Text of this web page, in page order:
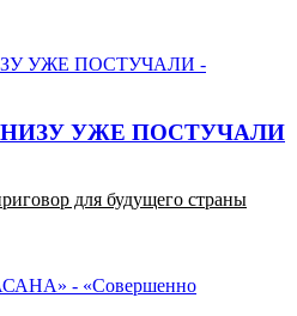
УЖЕ ПОСТУЧАЛИ
для будущего страны